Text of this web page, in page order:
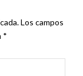
Los campos
*